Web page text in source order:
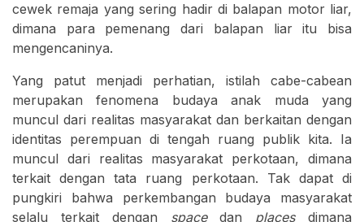
cewek remaja yang sering hadir di balapan motor liar,
dimana para pemenang dari balapan liar itu bisa
mengencaninya.
Yang patut menjadi perhatian, istilah cabe-cabean
merupakan fenomena budaya anak muda yang
muncul dari realitas masyarakat dan berkaitan dengan
identitas perempuan di tengah ruang publik kita. Ia
muncul dari realitas masyarakat perkotaan, dimana
terkait dengan tata ruang perkotaan. Tak dapat di
pungkiri bahwa perkembangan budaya masyarakat
selalu terkait dengan spacedan placesdimana